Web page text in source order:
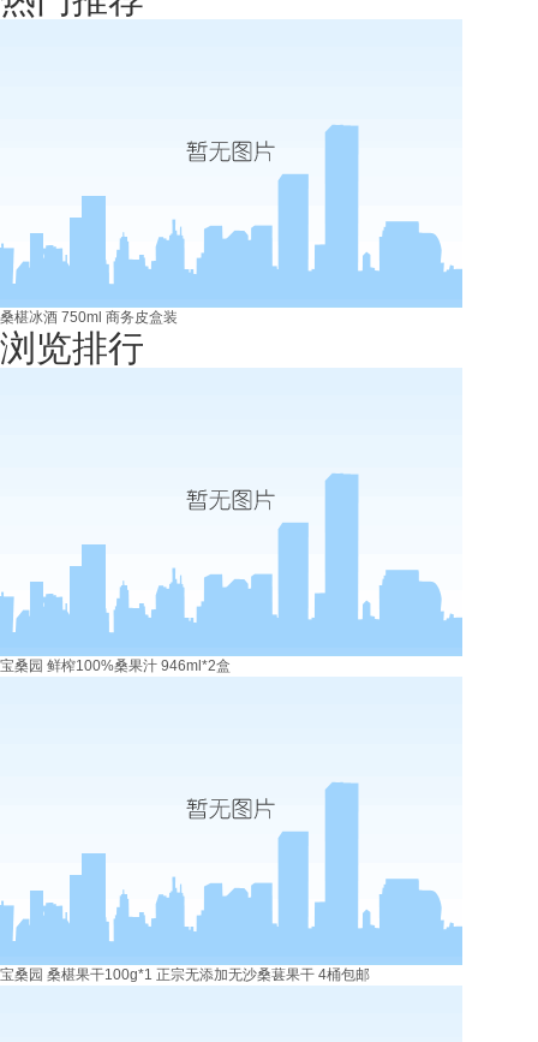
桑椹冰酒 750ml 商务皮盒装
浏览排行
宝桑园 鲜榨100%桑果汁 946ml*2盒
宝桑园 桑椹果干100g*1 正宗无添加无沙桑葚果干 4桶包邮